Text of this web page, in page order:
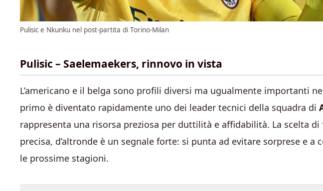
Pulisic e Nkunku nel post-partita di Torino-Milan
Pulisic – Saelemaekers, rinnovo in vista
L’americano e il belga sono profili diversi ma ugualmente importanti
primo è diventato rapidamente uno dei leader tecnici della squadra di
rappresenta una risorsa preziosa per duttilità e affidabilità. La scelta di
precisa, d’altronde è un segnale forte: si punta ad evitare sorprese e a
le prossime stagioni.